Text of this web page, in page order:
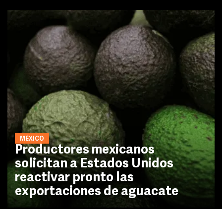
MÉXICO
Productores mexicanos
solicitan a Estados Unidos
reactivar pronto las
exportaciones de aguacate